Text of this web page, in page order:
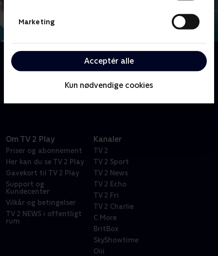
Marketing
Acceptér alle
Kun nødvendige cookies
Om ATP
Glæd dig til at opleve nogle af sportens absolutte
Om TV 2 Play
Priser og abonnement
Her kan du se TV 2 Play
Gavekort til TV 2 Play
Support og
Kundecenter
Vilkår og betingelser
TV 2 NEWS i offentligt
rum
Kanaler
TV 2
TV 2 Sport
TV 2 News
TV 2 Echo
TV 2 Fri
TV 2 Charlie
C More
BritBox
SkyShowtime
Oiii